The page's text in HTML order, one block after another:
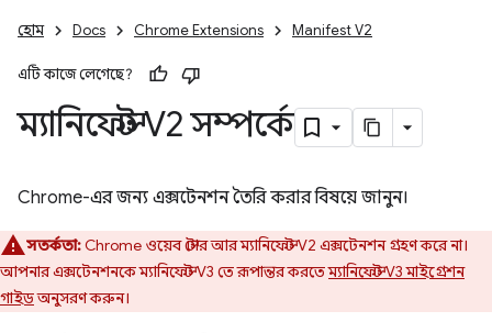
হোম Docs Chrome Extensions Manifest V2
এটি কাজে লেগেছে?
ম্যানিফেস্ট V2 সম্পর্কে
Chrome-এর জন্য এক্সটেনশন তৈরি করার বিষয়ে জানুন।
সতর্কতা:Chrome ওয়েব স্টোর আর ম্যানিফেস্ট V2 এক্সটেনশন গ্রহণ করে না।
আপনার এক্সটেনশনকে ম্যানিফেস্ট V3 তে রূপান্তর করতেম্যানিফেস্ট V3 মাইগ্রেশন
গাইডঅনুসরণ করুন।